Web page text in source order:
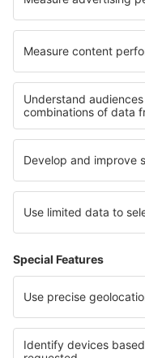
Hotels am Bodensee
Hotels in Rhineland-
Hotels an der Makarska
Hotels in Matrouh
Hotels auf Mauritius